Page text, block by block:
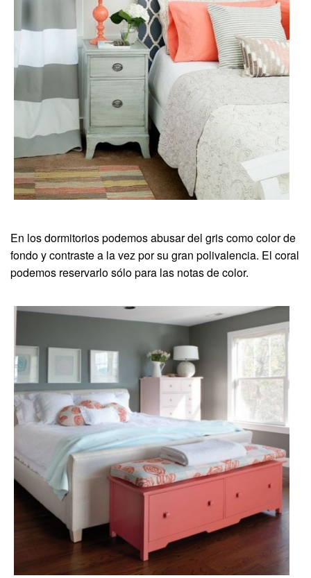
En los dormitorios podemos abusar del gris como color de
fondo y contraste a la vez por su gran polivalencia. El coral
podemos reservarlo sólo para las notas de color.